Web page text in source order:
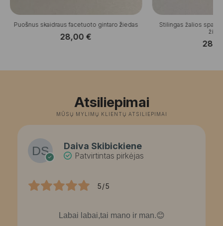
Puošnus skaidraus facetuoto gintaro žiedas
28,00€
Stilingas žalios
Atsiliepimai
MŪSŲ MYLIMŲ KLIENTŲ ATSILIEPIMAI
Daiva Skibickiene
Patvirtintas pirkėjas
5/5
Labai labai,tai mano ir man.😊